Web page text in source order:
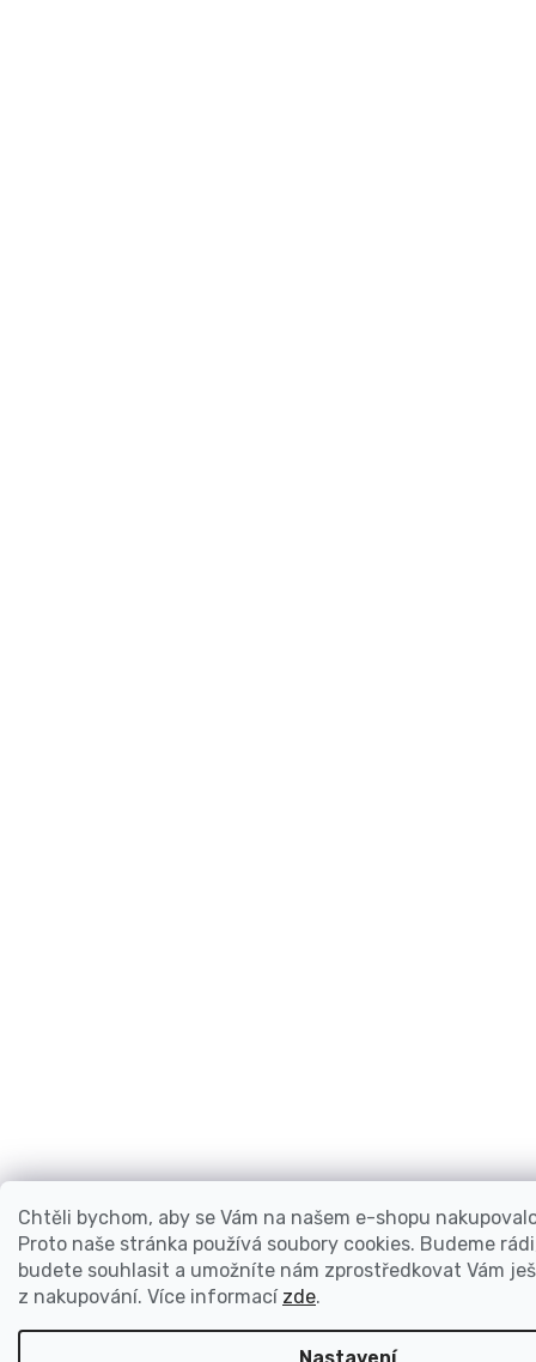
Chtěli bychom, aby se Vám na našem e-shopu
Proto naše stránka používá soubory cookies. Budeme
budete souhlasit a umožníte nám zprostředkovat Vám
z nakupování. Více informací zde.